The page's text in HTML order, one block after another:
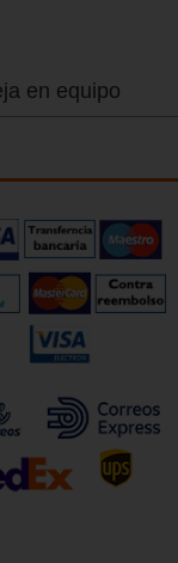
en equipo